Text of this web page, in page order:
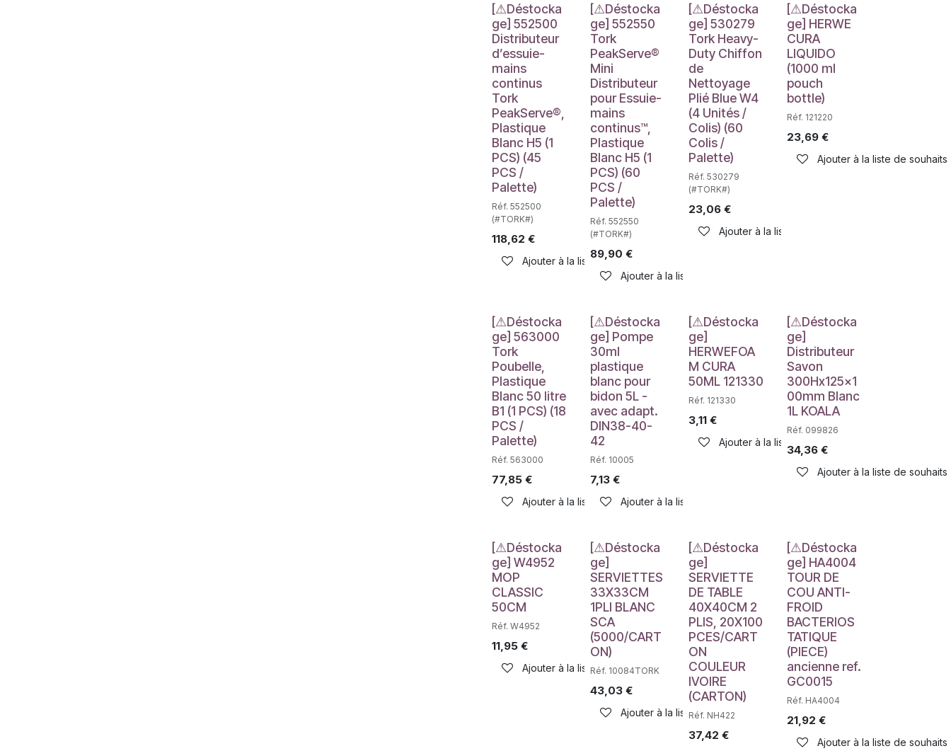
Déstockage
[⚠Déstocka
ge] 552500
Distributeur
d’essuie-
mains
continus
Tork
PeakServe®,
Plastique
Blanc H5 (1
PCS) (45
PCS /
Palette)
Réf. 552500
(#TORK#)
118,62 €
Ajouter à la liste de souhaits
Déstockage
[⚠Déstocka
ge] 552550
Tork
PeakServe®
Mini
Distributeur
pour Essuie-
mains
continus™,
Plastique
Blanc H5 (1
PCS) (60
PCS /
Palette)
Réf. 552550
(#TORK#)
89,90 €
Ajouter à la liste de souhaits
Déstockage
[⚠Déstocka
ge] 530279
Tork Heavy-
Duty Chiffon
de
Nettoyage
Plié Blue W4
(4 Unités /
Colis) (60
Colis /
Palette)
Réf. 530279
(#TORK#)
23,06€
Ajouter à la liste de souhaits
Déstockage
[⚠Déstocka
ge] HERWE
CURA
LIQUIDO
(1000 ml
pouch
bottle)
Réf. 121220
23,69€
Ajouter à la liste de souhaits
Déstockage
[⚠Déstocka
ge] 563000
Tork
Poubelle,
Plastique
Blanc 50 litre
B1 (1 PCS) (18
PCS /
Palette)
Réf. 563000
77,85 €
Ajouter à la liste de souhaits
Déstockage
[⚠Déstocka
ge] Pompe
30ml
plastique
blanc pour
bidon 5L -
avec adapt.
DIN38-40-
42
Réf. 10005
7,13€
Ajouter à la liste de souhaits
Déstockage
[⚠Déstocka
ge]
HERWEFOA
M CURA
50ML 121330
Réf. 121330
3,11€
Ajouter à la liste de souhaits
Déstockage
[⚠Déstocka
ge]
Distributeur
Savon
300Hx125x1
00mm Blanc
1L KOALA
Réf. 099826
34,36€
Ajouter à la liste de souhaits
Déstockage
[⚠Déstocka
ge] W4952
MOP
CLASSIC
50CM
Réf. W4952
11,95 €
Ajouter à la liste de souhaits
Déstockage
[⚠Déstocka
ge]
SERVIETTES
33X33CM
1PLI BLANC
SCA
(5000/CART
ON)
Réf. 10084TORK
43,03€
Ajouter à la liste de souhaits
Déstockage
[⚠Déstocka
ge]
SERVIETTE
DE TABLE
40X40CM 2
PLIS, 20X100
PCES/CART
ON
COULEUR
IVOIRE
(CARTON)
Réf. NH422
37,42 €
Déstockage
[⚠Déstocka
ge] HA4004
TOUR DE
COU ANTI-
FROID
BACTERIOS
TATIQUE
(PIECE)
ancienne ref.
GC0015
Réf. HA4004
21,92 €
Ajouter à la liste de souhaits